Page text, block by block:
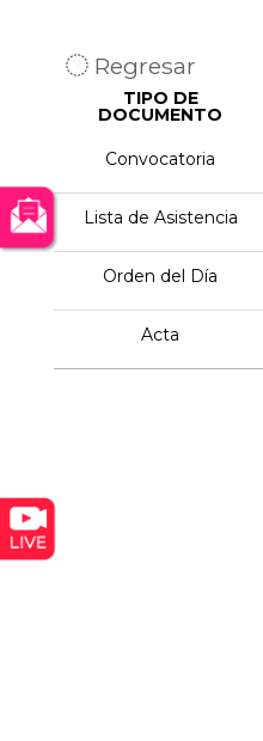
Regresar
TIPO DE
DOCUMENTO
Convocatoria
Lista de Asistencia
Orden del Día
Acta